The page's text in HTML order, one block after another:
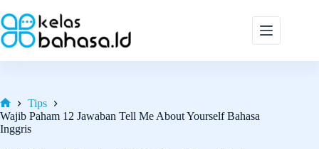
to
content
Home
Tips
Wajib Paham 12 Jawaban Tell Me About Yourself Bahasa
Inggris